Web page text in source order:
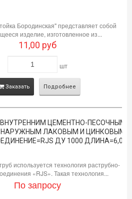
Бородинская" представляет собой
изделие, изготовленное из...
11,00 руб
шт
Заказать Подробнее
ЦЕМЕНТНО-ПЕСОЧНЫМ
НАРУЖНЫМ ЛАКОВЫМ И ЦИНКОВЫМ
ДУ 1000 ДЛИНА=6,0М
используется технология раструбно-
«RJS». Такая технология...
По запросу